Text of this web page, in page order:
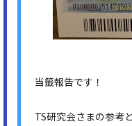
当籤報告です！
TS研究会さまの参考